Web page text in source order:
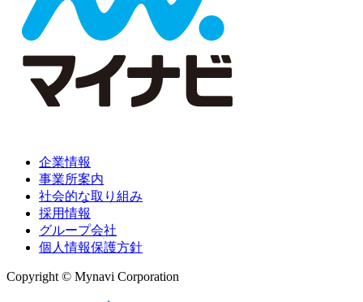
企業情報
事業所案内
社会的な取り組み
採用情報
グループ会社
個人情報保護方針
Copyright © Mynavi Corporation